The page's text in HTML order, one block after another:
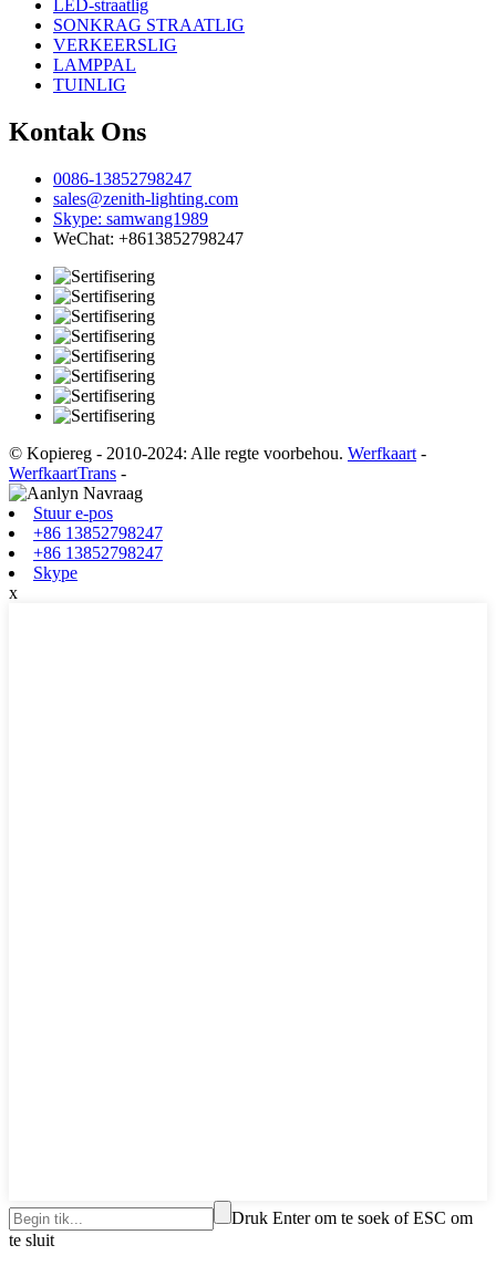
LED-straatlig
SONKRAG STRAATLIG
VERKEERSLIG
LAMPPAL
TUINLIG
Kontak Ons
0086-13852798247
sales@zenith-lighting.com
Skype: samwang1989
WeChat: +8613852798247
© Kopiereg - 2010-2024: Alle regte voorbehou. Werfkaart -
WerfkaartTrans -
Stuur e-pos
+86 13852798247
+86 13852798247
Skype
x
Druk Enter om te soek of ESC om
te sluit